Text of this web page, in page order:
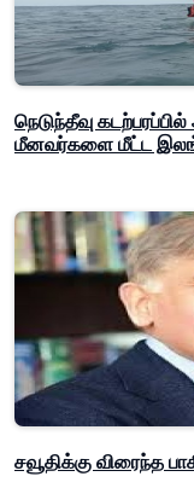
நெடுந்தீவு
மீனவர்களை மீட்ட
சவூதிக்கு விரைந்த